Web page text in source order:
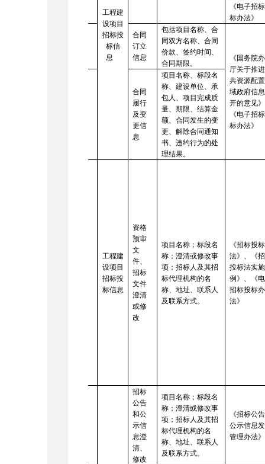
工程建
设项目
招标投
标信
息
《电子招
标办法》
合同
订立
信息
包括项目名称、合
同双方名称、合同
价款、签约时间、
合同期限。
《国务院
厅关于推
共资源配
域政府信
开的意见
《电子招
标办法》
合同
履行
及变
更信
息
项目名称、标段名
称、建设单位、承
包人、项目完成质
量、期限、结算金
额、合同发生的变
更、解除合同通知
书、违约行为的处
理结果。
工程建
设项目
招标投
标信息
资格
预审
文
件、
招标
文件
澄清
或修
改
项目名称；标段名
称；澄清或修改事
项；招标人及其招
标代理机构的名
称、地址、联系人
及联系方式。
《招标投标
法》、《
投标法实
例》、《
招标投标办
法》
招标
公告
和公
示信
息澄
清、
修改
项目名称；标段名
称；澄清或修改事
项；招标人及其招
标代理机构的名
称、地址、联系人
及联系方式。
《招标公
公示信息
管理办法》